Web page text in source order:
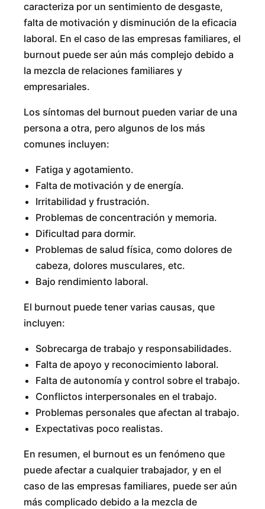
caracteriza por un sentimiento de desgaste,
falta de motivación y disminución de la eficacia
laboral. En el caso de las empresas familiares, el
burnout puede ser aún más complejo debido a
la mezcla de relaciones familiares y
empresariales.
Los síntomas del burnout pueden variar de una
persona a otra, pero algunos de los más
comunes incluyen:
Fatiga y agotamiento.
Falta de motivación y de energía.
Irritabilidad y frustración.
Problemas de concentración y memoria.
Dificultad para dormir.
Problemas de salud física, como dolores de
cabeza, dolores musculares, etc.
Bajo rendimiento laboral.
El burnout puede tener varias causas, que
incluyen:
Sobrecarga de trabajo y responsabilidades.
Falta de apoyo y reconocimiento laboral.
Falta de autonomía y control sobre el trabajo.
Conflictos interpersonales en el trabajo.
Problemas personales que afectan al trabajo.
Expectativas poco realistas.
En resumen, el burnout es un fenómeno que
puede afectar a cualquier trabajador, y en el
caso de las empresas familiares, puede ser aún
más complicado debido a la mezcla de